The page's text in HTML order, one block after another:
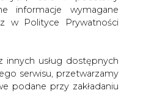
informacje wymagane
w Polityce Prywatności
innych usług dostępnych
serwisu, przetwarzamy
podane przy zakładaniu